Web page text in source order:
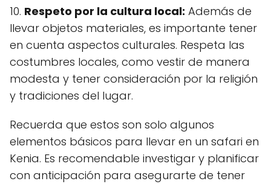
10. Respeto por la cultura local: Además de
llevar objetos materiales, es importante tener
en cuenta aspectos culturales. Respeta las
costumbres locales, como vestir de manera
modesta y tener consideración por la religión
y tradiciones del lugar.
Recuerda que estos son solo algunos
elementos básicos para llevar en un safari en
Kenia. Es recomendable investigar y planificar
con anticipación para asegurarte de tener